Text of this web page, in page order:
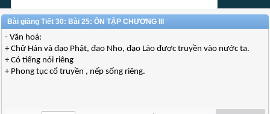
Bài giảng Tiết 30: Bài 25: ÔN TẬP CHƯƠNG III
- Văn hoá:
+ Chữ Hán và đạo Phật, đạo Nho, đạo Lão được truyền vào nước ta.
+ Có tiếng nói riêng
+ Phong tục cổ truyền , nếp sống riêng.